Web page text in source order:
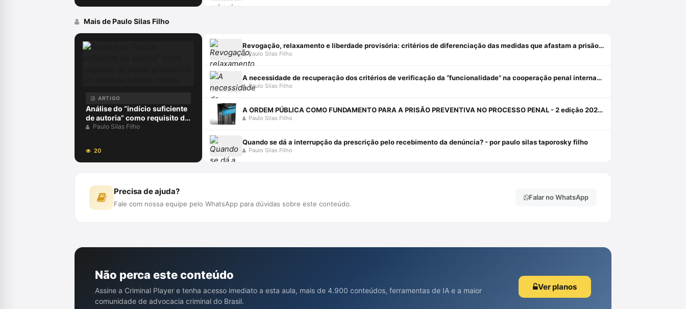
Mais de Paulo Silas Filho
ARTIGO
Análise do “indício suficiente
de autoria” como requisito da
prisão preventiva em sede de
Paulo Silas Filho
20
Revogação, relaxamento e liberdade provisória: critérios de diferenciação das medidas que afastam a prisão cautelar
Paulo Silas Filho
A necessidade de recuperação dos critérios de verificação da “funcionalidade” na cooperação penal internacional
Paulo Silas Filho
A ORDEM PÚBLICA COMO FUNDAMENTO PARA A PRISÃO PREVENTIVA NO PROCESSO PENAL - 2 edição 2024 - HABITUS EDITORA Livro em oferta 1 janeiro 2024
Paulo Silas Filho
Quando se dá a interrupção da prescrição pelo recebimento da denúncia? - por paulo silas taporosky filho
Paulo Silas Filho
Precisa de ajuda?
Fale com nossa equipe pelo WhatsApp para dúvidas sobre este conteúdo.
Falar no WhatsApp
Não perca este conteúdo
Assine a Criminal Player e tenha acesso imediato a esta aula, mais de 4.900 conteúdos, ferramentas de IA e a maior
comunidade de advocacia criminal do Brasil.
Ver planos